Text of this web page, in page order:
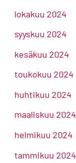
lokakuu 2024
syyskuu 2024
kesäkuu 2024
toukokuu 2024
huhtikuu 2024
maaliskuu 2024
helmikuu 2024
tammikuu 2024